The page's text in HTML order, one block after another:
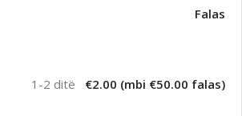
Falas
1-2 ditë €2.00 (mbi €50.00 falas)